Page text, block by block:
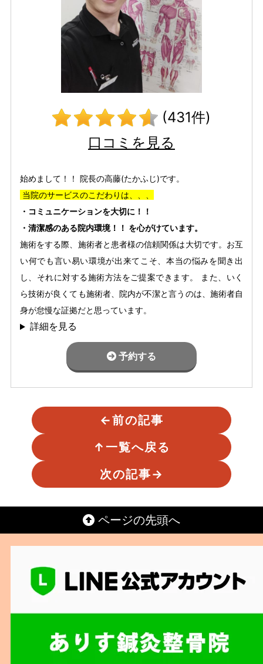
(431件)
口コミを見る
始めまして！！ 院長の高藤(たかふじ)です。
当院のサービスのこだわりは、、、
・コミュニケーションを大切に！！
・清潔感のある院内環境！！ を心がけています。
施術をする際、施術者と患者様の信頼関係は大切です。お互
い何でも言い易い環境が出来てこそ、本当の悩みを聞き出
し、それに対する施術方法をご提案できます。 また、いく
ら技術が良くても施術者、院内が不潔と言うのは、施術者自
身が怠慢な証拠だと思っています。
詳細を見る
予約する
←前の記事
↑ 一覧へ戻る
次の記事→
ページの先頭へ